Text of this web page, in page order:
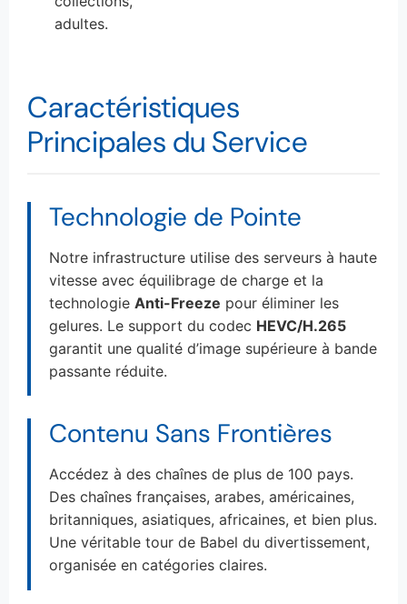
adultes.
Caractéristiques
Principales du Service
Technologie de Pointe
Notre infrastructure utilise des serveurs à haute
vitesse avec équilibrage de charge et la
technologie Anti-Freeze pour éliminer les
gelures. Le support du codec HEVC/H.265
garantit une qualité d’image supérieure à bande
passante réduite.
Contenu Sans Frontières
Accédez à des chaînes de plus de 100 pays.
Des chaînes françaises, arabes, américaines,
britanniques, asiatiques, africaines, et bien plus.
Une véritable tour de Babel du divertissement,
organisée en catégories claires.